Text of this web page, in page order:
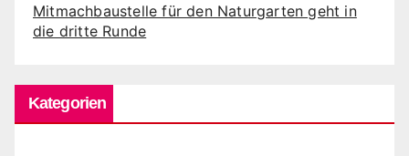
Mitmachbaustelle für den Naturgarten geht in
die dritte Runde
Kategorien